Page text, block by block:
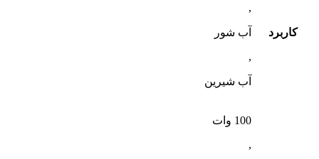
کاربرد
,
آب شور
,
آب شیرین
100 وات
,